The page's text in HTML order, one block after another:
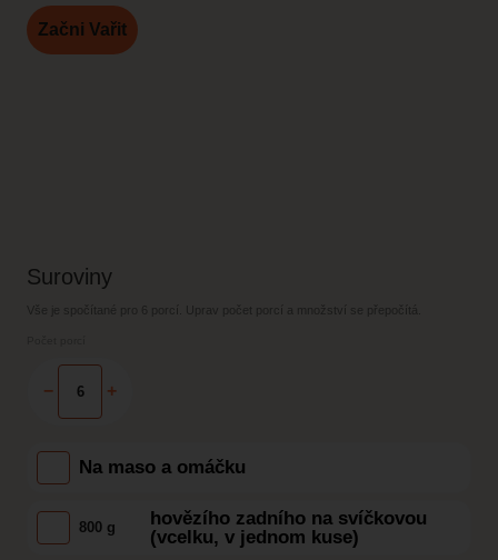
Začni Vařit
Suroviny
Vše je spočítané pro 6 porcí . Uprav počet porcí a množství se přepočítá.
− +
Na maso a omáčku
800 g
hovězího zadního na svíčkovou
(vcelku, v jednom kuse)